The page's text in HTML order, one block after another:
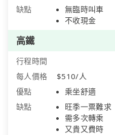
缺點
無臨時叫車
不收現金
高鐵
行程時間
每人價格
$510/人
優點
乘坐舒適
缺點
旺季一票難求
需多次轉乘
又貴又費時